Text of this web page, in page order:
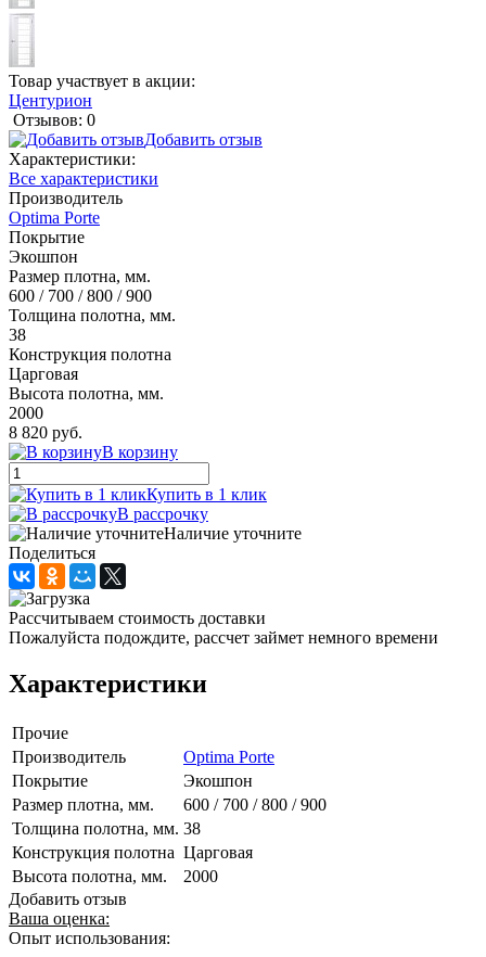
Товар участвует в акции:
Центурион
Отзывов: 0
Добавить отзыв
Характеристики:
Все характеристики
Производитель
Optima Porte
Покрытие
Экошпон
Размер плотна, мм.
600 / 700 / 800 / 900
Толщина полотна, мм.
38
Конструкция полотна
Царговая
Высота полотна, мм.
2000
8 820 руб.
В корзину
Купить в 1 клик
В рассрочку
Наличие уточните
Поделиться
Рассчитываем стоимость доставки
Пожалуйста подождите, рассчет займет немного времени
Характеристики
Прочие
Производитель
Optima Porte
Покрытие
Экошпон
Размер плотна, мм.
600 / 700 / 800 / 900
Толщина полотна, мм. 38
Конструкция полотна Царговая
Высота полотна, мм.
2000
Добавить отзыв
Ваша оценка:
Опыт использования: